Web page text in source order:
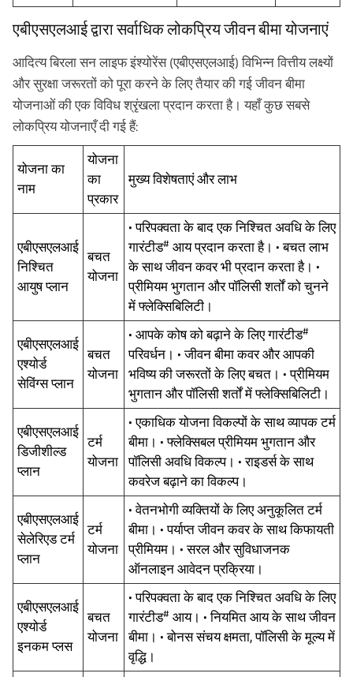
एबीएसएलआई द्वारा सर्वाधिक लोकप्रिय जीवन बीमा योजनाएं
आदित्य बिरला सन लाइफ इंश्योरेंस (एबीएसएलआई) विभिन्न वित्तीय लक्ष्यों
और सुरक्षा जरूरतों को पूरा करने के लिए तैयार की गई जीवन बीमा
योजनाओं की एक विविध श्रृंखला प्रदान करता है। यहाँ कुछ सबसे
लोकप्रिय योजनाएँ दी गई हैं:
योजना का
नाम
योजना
का
प्रकार
मुख्य विशेषताएं और लाभ
एबीएसएलआई
निश्चित
आयुष प्लान
बचत
योजना
• परिपक्वता के बाद एक निश्चित अवधि के लिए
गारंटीड# आय प्रदान करता है। • बचत लाभ
के साथ जीवन कवर भी प्रदान करता है। •
प्रीमियम भुगतान और पॉलिसी शर्तों को चुनने
में फ्लेक्सिबिलिटी।
एबीएसएलआई
एश्योर्ड
सेविंग्स प्लान
बचत
योजना
• आपके कोष को बढ़ाने के लिए गारंटीड#
परिवर्धन। • जीवन बीमा कवर और आपकी
भविष्य की जरूरतों के लिए बचत। • प्रीमियम
भुगतान और पॉलिसी शर्तों में फ्लेक्सिबिलिटी।
एबीएसएलआई
डिजीशील्ड
प्लान
टर्म
योजना
• एकाधिक योजना विकल्पों के साथ व्यापक टर्म
बीमा। • फ्लेक्सिबल प्रीमियम भुगतान और
पॉलिसी अवधि विकल्प। • राइडर्स के साथ
कवरेज बढ़ाने का विकल्प।
एबीएसएलआई
सेलेरिएड टर्म
प्लान
टर्म
योजना
• वेतनभोगी व्यक्तियों के लिए अनुकूलित टर्म
बीमा। • पर्याप्त जीवन कवर के साथ किफायती
प्रीमियम। • सरल और सुविधाजनक
ऑनलाइन आवेदन प्रक्रिया।
एबीएसएलआई
एश्योर्ड
इनकम प्लस
बचत
योजना
• परिपक्वता के बाद एक निश्चित अवधि के लिए
गारंटीड# आय। • नियमित आय के साथ जीवन
बीमा। • बोनस संचय क्षमता, पॉलिसी के मूल्य में
वृद्धि।